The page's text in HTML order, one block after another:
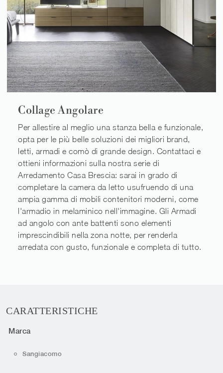
Collage Angolare
Per allestire al meglio una stanza bella e funzionale,
opta per le più belle soluzioni dei migliori brand,
letti, armadi e comò di grande design. Contattaci e
ottieni informazioni sulla nostra serie di
Arredamento Casa Brescia: sarai in grado di
completare la camera da letto usufruendo di una
ampia gamma di mobili contenitori moderni, come
l'armadio in melaminico nell'immagine. Gli Armadi
ad angolo con ante battenti sono elementi
imprescindibili nella zona notte, per renderla
arredata con gusto, funzionale e completa di tutto.
CARATTERISTICHE
Marca
Sangiacomo